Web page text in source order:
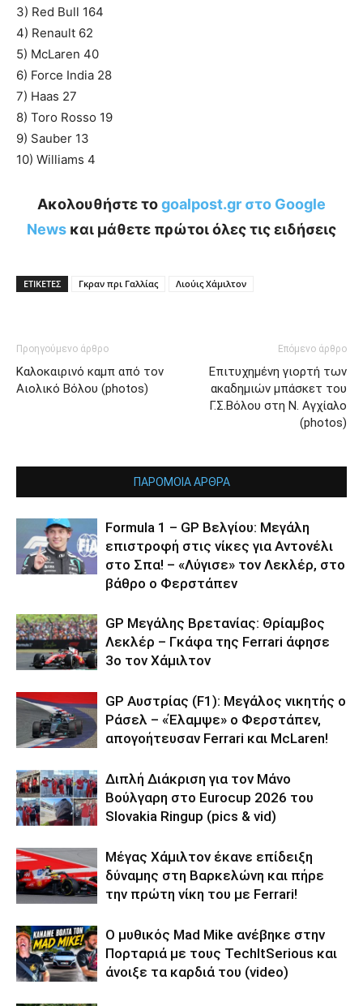
3) Red Bull 164
4) Renault 62
5) McLaren 40
6) Force India 28
7) Haas 27
8) Toro Rosso 19
9) Sauber 13
10) Williams 4
Ακολουθήστε τοgoalpost.gr στο Google
News και μάθετε πρώτοι όλες τις ειδήσεις
ΕΤΙΚΕΤΕΣ Γκραν πρι Γαλλίας Λιούις Χάμιλτον
Προηγούμενο άρθρο
Καλοκαιρινό καμπ από τον
Αιολικό Βόλου (photos)
Επόμενο άρθρο
Επιτυχημένη γιορτή των
ακαδημιών μπάσκετ του
Γ.Σ.Βόλου στη Ν. Αγχίαλο
(photos)
ΠΑΡΟΜΟΙΑ ΑΡΘΡΑ
Formula 1 – GP Βελγίου: Μεγάλη
επιστροφή στις νίκες για Αντονέλι
στο Σπα! – «Λύγισε» τον Λεκλέρ, στο
βάθρο ο Φερστάπεν
GP Μεγάλης Βρετανίας: Θρίαμβος
Λεκλέρ – Γκάφα της Ferrari άφησε
3ο τον Χάμιλτον
GP Αυστρίας (F1): Μεγάλος νικητής ο
Ράσελ – «Έλαμψε» ο Φερστάπεν,
απογοήτευσαν Ferrari και McLaren!
Διπλή Διάκριση για τον Μάνο
Βούλγαρη στο Eurocup 2026 του
Slovakia Ringup (pics & vid)
Μέγας Χάμιλτον έκανε επίδειξη
δύναμης στη Βαρκελώνη και πήρε
την πρώτη νίκη του με Ferrari!
Ο μυθικός Mad Mike ανέβηκε στην
Πορταριά με τους TechItSerious και
άνοιξε τα καρδιά του (video)